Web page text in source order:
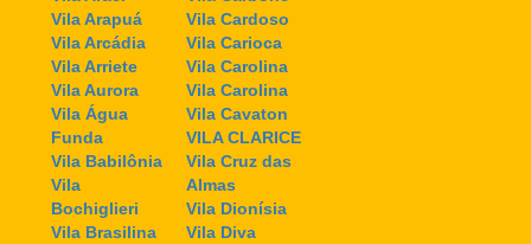
Vila Arapuá
Vila Arcádia
Vila Arriete
Vila Aurora
Vila Água
Funda
Vila Babilônia
Vila
Bochiglieri
Vila Brasilina
Vila Cardoso
Vila Carioca
Vila Carolina
Vila Carolina
Vila Cavaton
VILA CLARICE
Vila Cruz das
Almas
Vila Dionísia
Vila Diva